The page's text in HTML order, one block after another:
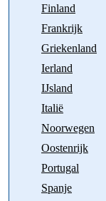
Finland
Frankrijk
Griekenland
Ierland
IJsland
Italië
Noorwegen
Oostenrijk
Portugal
Spanje